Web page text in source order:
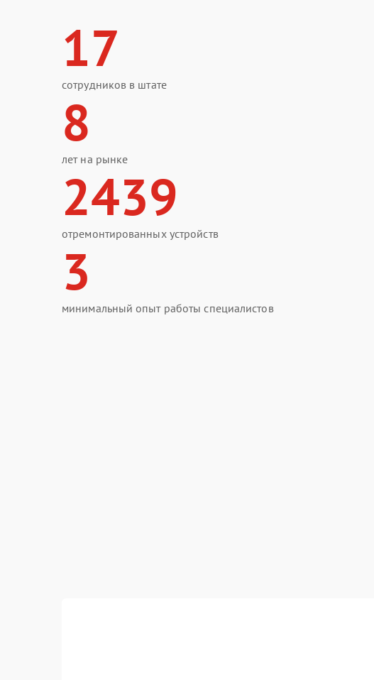
17
сотрудников в штате
8
лет на рынке
2439
отремонтированных устройств
3
минимальный опыт работы специалистов